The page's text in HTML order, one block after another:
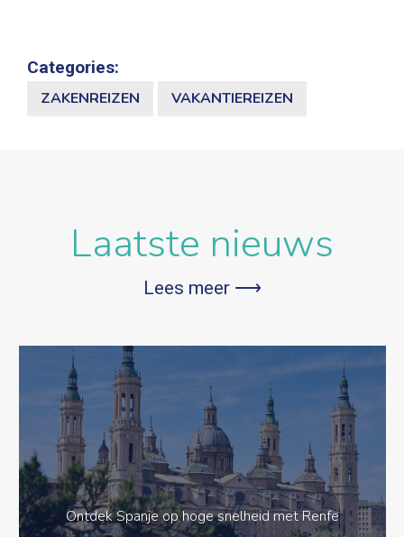
Categories:
ZAKENREIZEN VAKANTIEREIZEN
Laatste nieuws
Lees meer ⟶
Ontdek Spanje op hoge snelheid met Renfe